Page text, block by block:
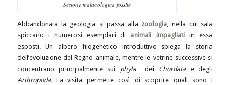
Sezione malacologica fossile
Abbandonata la geologia si passa alla zoologia, nella cui sala
spiccano i numerosi esemplari di animali impagliati in essa
esposti. Un albero filogenetico introduttivo spiega la storia
dell’evoluzione del Regno animale, mentre le vetrine successive si
concentrano principalmente sui phyladei Chordatae degli
Arthropoda.La visita permette così di scoprire quali sono i